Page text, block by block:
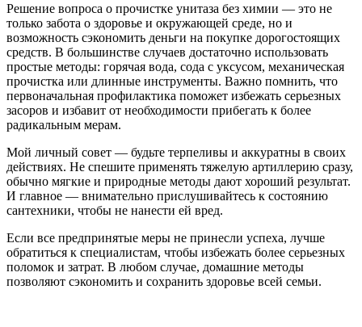
Решение вопроса о прочистке унитаза без химии — это не
только забота о здоровье и окружающей среде, но и
возможность сэкономить деньги на покупке дорогостоящих
средств. В большинстве случаев достаточно использовать
простые методы: горячая вода, сода с уксусом, механическая
прочистка или длинные инструменты. Важно помнить, что
первоначальная профилактика поможет избежать серьезных
засоров и избавит от необходимости прибегать к более
радикальным мерам.
Мой личный совет — будьте терпеливы и аккуратны в своих
действиях. Не спешите применять тяжелую артиллерию сразу,
обычно мягкие и природные методы дают хороший результат.
И главное — внимательно прислушивайтесь к состоянию
сантехники, чтобы не нанести ей вред.
Если все предпринятые меры не принесли успеха, лучше
обратиться к специалистам, чтобы избежать более серьезных
поломок и затрат. В любом случае, домашние методы
позволяют сэкономить и сохранить здоровье всей семьи.